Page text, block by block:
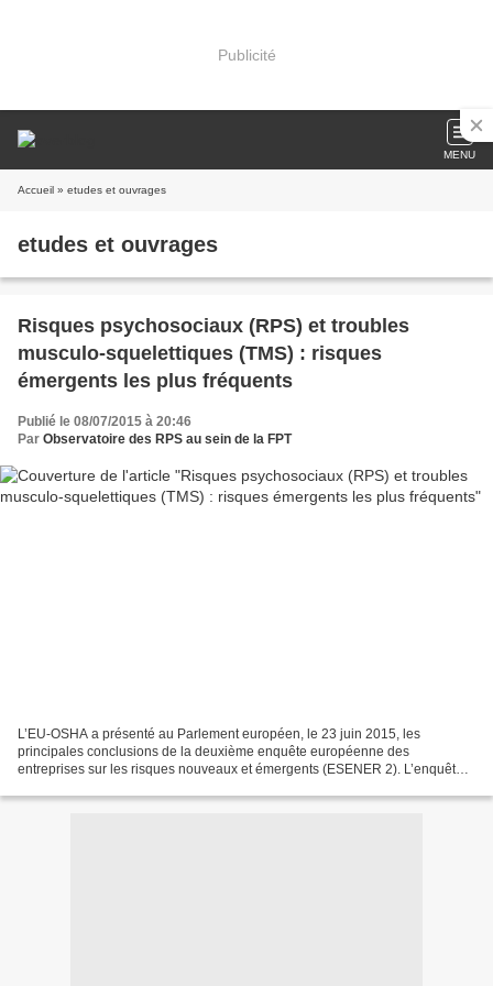
Publicité
MENU
Accueil » etudes et ouvrages
etudes et ouvrages
Risques psychosociaux (RPS) et troubles
musculo-squelettiques (TMS) : risques
émergents les plus fréquents
Publié le 08/07/2015 à 20:46
Par Observatoire des RPS au sein de la FPT
L’EU-OSHA a présenté au Parlement européen, le 23 juin 2015, les
principales conclusions de la deuxième enquête européenne des
entreprises sur les risques nouveaux et émergents (ESENER 2). L’enquête a